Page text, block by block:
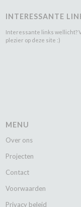
INTERESSANTE
Interessante links wellicht?
plezier op deze site :)
MENU
Over ons
Projecten
Contact
Voorwaarden
Privacy beleid